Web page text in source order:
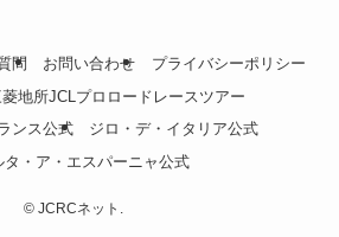
問 お問い合わせ
プライバシーポリシー
菱地所JCLプロロードレースツアー
ンス公式
ジロ・デ・イタリア公式
タ・ア・エスパーニャ公式
© JCRCネット.